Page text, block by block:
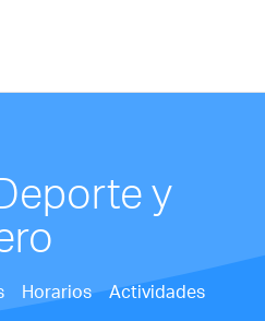
y
Horarios
Actividades